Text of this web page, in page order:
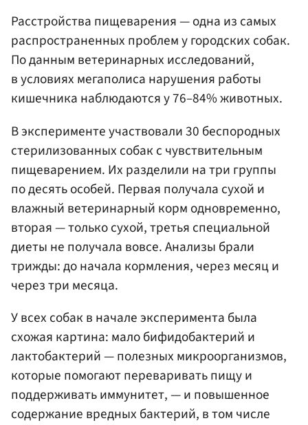
Расстройства пищеварения — одна из самых
распространенных проблем у городских собак.
По данным ветеринарных исследований,
в условиях мегаполиса нарушения работы
кишечника наблюдаются у 76–84% животных.
В эксперименте участвовали 30 беспородных
стерилизованных собак с чувствительным
пищеварением. Их разделили на три группы
по десять особей. Первая получала сухой и
влажный ветеринарный корм одновременно,
вторая — только сухой, третья специальной
диеты не получала вовсе. Анализы брали
трижды: до начала кормления, через месяц и
через три месяца.
У всех собак в начале эксперимента была
схожая картина: мало бифидобактерий и
лактобактерий — полезных микроорганизмов,
которые помогают переваривать пищу и
поддерживать иммунитет, — и повышенное
содержание вредных бактерий, в том числе